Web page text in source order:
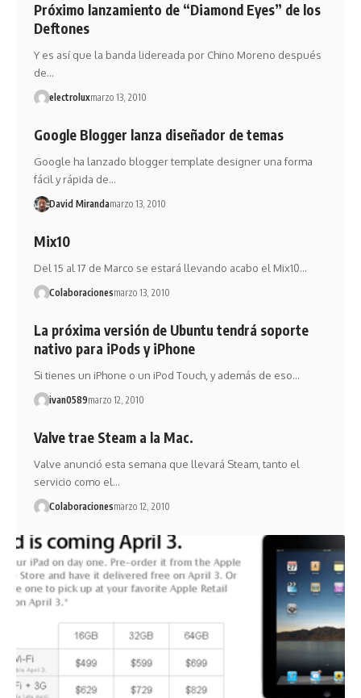
Próximo lanzamiento de “Diamond Eyes” de los
Deftones
Y es así que la banda lidereada por Chino Moreno después
de…
electroluxmarzo 13, 2010
Google Blogger lanza diseñador de temas
Google ha lanzado blogger template designer una forma
fácil y rápida de…
David Mirandamarzo 13, 2010
Mix10
Del 15 al 17 de Marco se estará llevando acabo el Mix10…
Colaboracionesmarzo 13, 2010
La próxima versión de Ubuntu tendrá soporte
nativo para iPods y iPhone
Si tienes un iPhone o un iPod Touch, y además de eso…
ivan0589marzo 12, 2010
Valve trae Steam a la Mac.
Valve anunció esta semana que llevará Steam, tanto el
servicio como el…
Colaboracionesmarzo 12, 2010